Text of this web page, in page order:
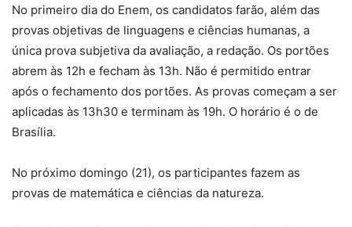
No primeiro dia do Enem, os candidatos farão, além das
provas objetivas de linguagens e ciências humanas, a
única prova subjetiva da avaliação, a redação. Os portões
abrem às 12h e fecham às 13h. Não é permitido entrar
após o fechamento dos portões. As provas começam a ser
aplicadas às 13h30 e terminam às 19h. O horário é o de
Brasília.
No próximo domingo (21), os participantes fazem as
provas de matemática e ciências da natureza.